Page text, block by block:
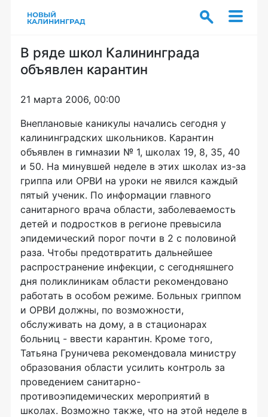
В ряде школ Калининграда
объявлен карантин
21 марта 2006, 00:00
Внеплановые каникулы начались сегодня у
калининградских школьников. Карантин
объявлен в гимназии № 1, школах 19, 8, 35, 40
и 50. На минувшей неделе в этих школах из-за
гриппа или ОРВИ на уроки не явился каждый
пятый ученик. По информации главного
санитарного врача области, заболеваемость
детей и подростков в регионе превысила
эпидемический порог почти в 2 с половиной
раза. Чтобы предотвратить дальнейшее
распространение инфекции, с сегодняшнего
дня поликлиникам области рекомендовано
работать в особом режиме. Больных гриппом
и ОРВИ должны, по возможности,
обслуживать на дому, а в стационарах
больниц - ввести карантин. Кроме того,
Татьяна Груничева рекомендовала министру
образования области усилить контроль за
проведением санитарно-
противоэпидемических мероприятий в
школах. Возможно также, что на этой неделе в